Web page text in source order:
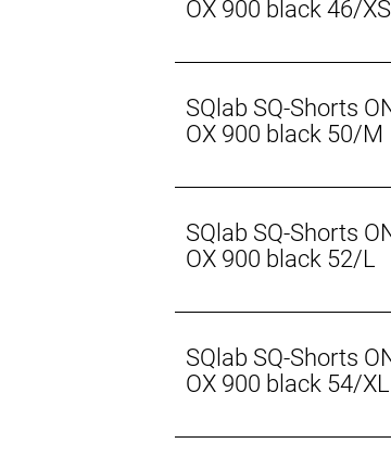
OX 900 black 46/XS
SQlab SQ-Shorts
OX 900 black 50/M
SQlab SQ-Shorts
OX 900 black 52/L
SQlab SQ-Shorts
OX 900 black 54/XL